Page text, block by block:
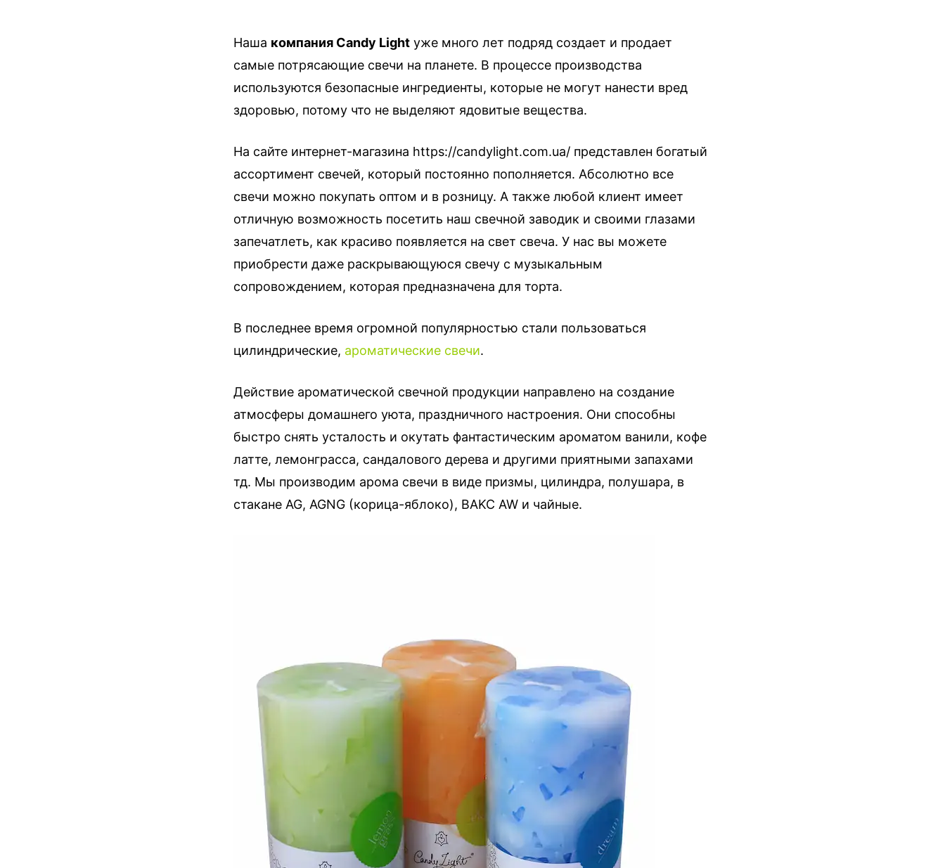
Наша компания Candy Light уже много лет подряд создает и продает
самые потрясающие свечи на планете. В процессе производства
используются безопасные ингредиенты, которые не могут нанести вред
здоровью, потому что не выделяют ядовитые вещества.
На сайте интернет-магазина https://candylight.com.ua/ представлен богатый
ассортимент свечей, который постоянно пополняется. Абсолютно все
свечи можно покупать оптом и в розницу. А также любой клиент имеет
отличную возможность посетить наш свечной заводик и своими глазами
запечатлеть, как красиво появляется на свет свеча. У нас вы можете
приобрести даже раскрывающуюся свечу с музыкальным
сопровождением, которая предназначена для торта.
В последнее время огромной популярностью стали пользоваться
цилиндрические, ароматические свечи.
Действие ароматической свечной продукции направлено на создание
атмосферы домашнего уюта, праздничного настроения. Они способны
быстро снять усталость и окутать фантастическим ароматом ванили, кофе
латте, лемонграсса, сандалового дерева и другими приятными запахами
тд. Мы производим арома свечи в виде призмы, цилиндра, полушара, в
стакане AG, AGNG (корица-яблоко), BAKC AW и чайные.